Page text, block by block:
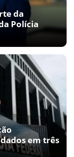
da
Polícia
em três